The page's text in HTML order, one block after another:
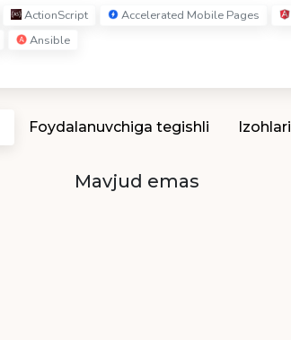
ActionScript Accelerated Mobile Pages
Ansible
Foydalanuvchiga tegishli Izohlari
Mavjud emas